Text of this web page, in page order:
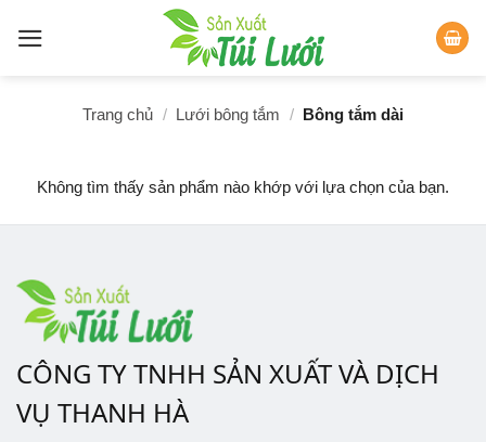
Trang chủ / Lưới bông tắm / Bông tắm dài
Không tìm thấy sản phẩm nào khớp với lựa chọn của bạn.
CÔNG TY TNHH SẢN XUẤT VÀ DỊCH
VỤ THANH HÀ